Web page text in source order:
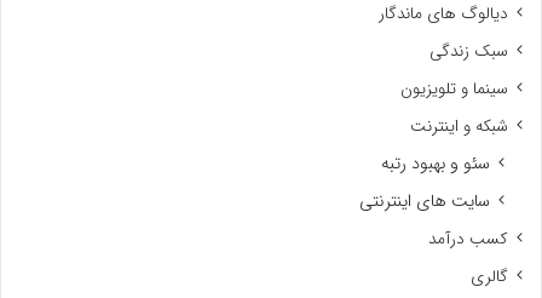
دانلود فیلم
دانلود موسیقی
دانلود نرم افزار
زیرنویس ها
کتاب و رمان
دسته‌بندی نشده
شبکه های اجتماعی
دنیای حیوانات